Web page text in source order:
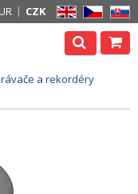
EN CZ SK
CZK
a rekordéry